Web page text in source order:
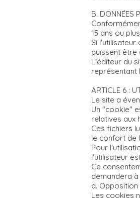
B. DONNÉES
15 ans ou
Si
puissent être
L'éditeur du
représentant
ARTICLE 6 :
Le site a
Un "cookie"
relatives aux
Ces fichiers
le confort de
Pour
l'utilisateur
Ce
demandera
a.
Les cookies